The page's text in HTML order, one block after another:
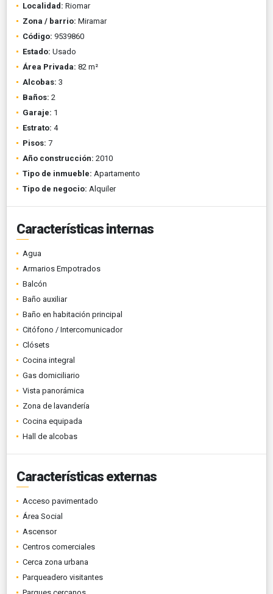
Localidad: Riomar
Zona / barrio: Miramar
Código: 9539860
Estado: Usado
Área Privada: 82 m²
Alcobas: 3
Baños: 2
Garaje: 1
Estrato: 4
Pisos: 7
Año construcción: 2010
Tipo de inmueble: Apartamento
Tipo de negocio: Alquiler
Características internas
Agua
Armarios Empotrados
Balcón
Baño auxiliar
Baño en habitación principal
Citófono / Intercomunicador
Clósets
Cocina integral
Gas domiciliario
Vista panorámica
Zona de lavandería
Cocina equipada
Hall de alcobas
Características externas
Acceso pavimentado
Área Social
Ascensor
Centros comerciales
Cerca zona urbana
Parqueadero visitantes